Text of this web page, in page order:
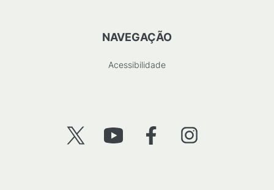
NAVEGAÇÃO
Acessibilidade